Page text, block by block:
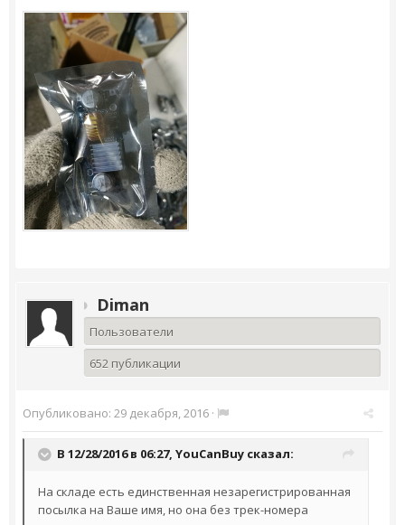
Diman
Пользователи
652 публикации
Опубликовано: 29 декабря, 2016 ·
В 12/28/2016 в 06:27, YouCanBuy сказал:
На складе есть единственная незарегистрированная
посылка на Ваше имя, но она без трек-номера